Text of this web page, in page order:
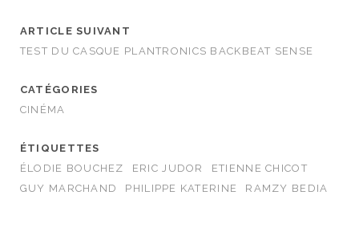
ARTICLE SUIVANT
TEST DU CASQUE PLANTRONICS BACKBEAT SENSE
CATÉGORIES
CINÉMA
ÉTIQUETTES
ÉLODIE BOUCHEZ
ERIC JUDOR
ETIENNE CHICOT
GUY MARCHAND
PHILIPPE KATERINE RAMZY BEDIA